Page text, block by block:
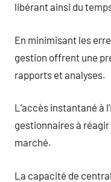
libérant ainsi du
En minimisant les
gestion offrent une
rapports et analyses.
L’accès instantané à
gestionnaires à
marché.
La capacité de